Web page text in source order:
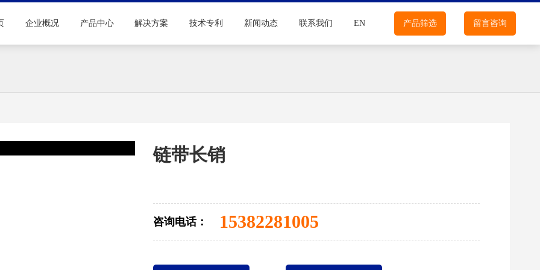
企业概况 产品中心 解决方案 技术专利 新闻动态 联系我们 EN 产品筛选 留言咨询
链带长销
咨询电话： 15382281005